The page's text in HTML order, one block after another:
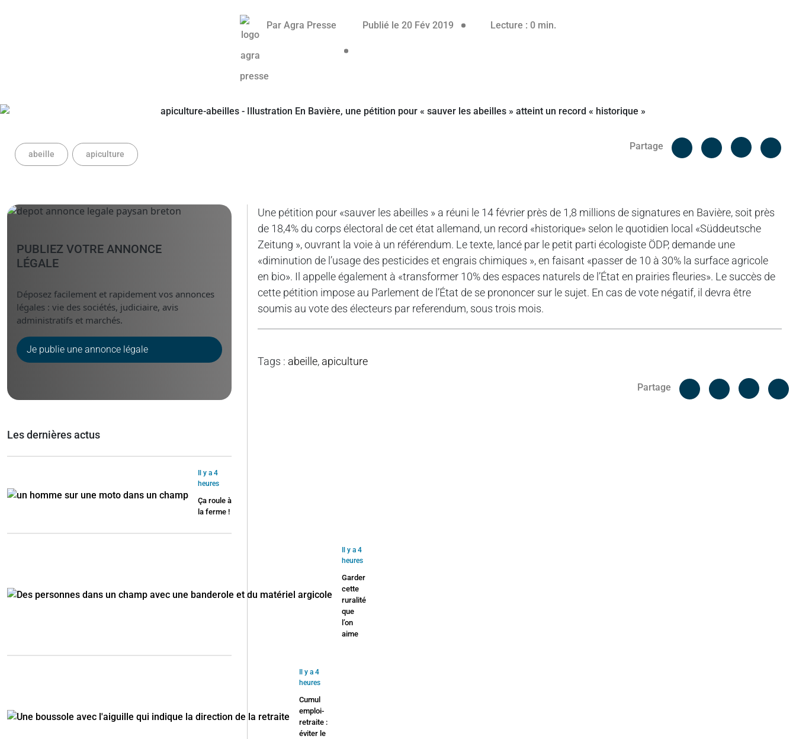
Par Agra Presse Publié le 20 Fév 2019 Lecture : 0 min.
abeille apiculture
Partage
Facebook
Une pétition pour «sauver les abeilles » a réuni le 14 février près de 1,8 millions de signatures en Bavière, soit près
de 18,4% du corps électoral de cet état allemand, un record «historique» selon le quotidien local «Süddeutsche
Zeitung », ouvrant la voie à un référendum. Le texte, lancé par le petit parti écologiste ÖDP, demande une
«diminution de l’usage des pesticides et engrais chimiques », en faisant «passer de 10 à 30% la surface agricole
en bio». Il appelle également à «transformer 10% des espaces naturels de l’État en prairies fleuries». Le succès de
cette pétition impose au Parlement de l’État de se prononcer sur le sujet. En cas de vote négatif, il devra être
soumis au vote des électeurs par referendum, sous trois mois.
Tags : abeille, apiculture
Partage
Facebook
PUBLIEZ VOTRE ANNONCE
LÉGALE
Déposez facilement et rapidement vos annonces
légales : vie des sociétés, judiciaire, avis
administratifs et marchés.
Je publie une annonce légale
Les dernières actus
Il y a 4
heures
Ça roule à
la ferme !
Il y a 4
heures
Garder
cette
ruralité
que
l’on
aime
Il y a 4
heures
Cumul
emploi-
retraite :
éviter le